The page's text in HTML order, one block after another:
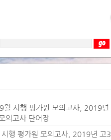
시행 평가원 모의고사, 2019년
의고사 단어장
행 평가원 모의고사, 2019년 고3